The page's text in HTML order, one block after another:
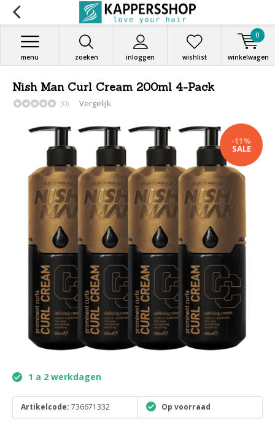
zoeken inloggen
menu wishlist winkelwagen
0
Nish Man Curl Cream 200ml 4-Pack
(0) Vergelijk
-11%
SALE
1 a 2 werkdagen
Artikelcode: 736671332 Op voorraad